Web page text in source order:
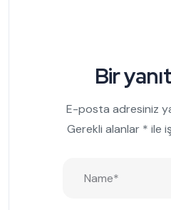
Bir
E-posta adresiniz
Gerekli alanlar * ile